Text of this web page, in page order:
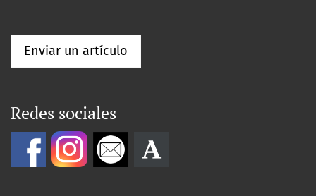
Enviar un artículo
Redes sociales